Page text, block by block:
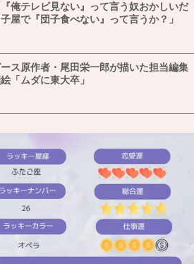
俺テレビ見ない』って言う奴おかしいだ
屋で『団子食べない』って言うか？」
ス原作者・尾田栄一郎が描いた担当編集
「ムダに東大卒」